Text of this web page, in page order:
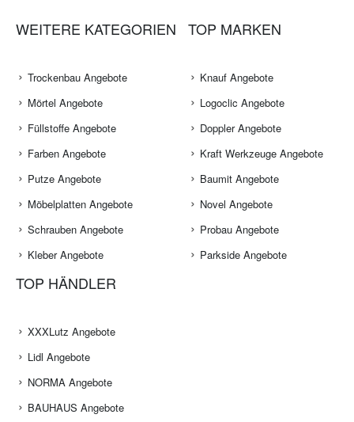
WEITERE KATEGORIEN
Trockenbau Angebote
Mörtel Angebote
Füllstoffe Angebote
Farben Angebote
Putze Angebote
Möbelplatten Angebote
Schrauben Angebote
Kleber Angebote
TOP MARKEN
Knauf Angebote
Logoclic Angebote
Doppler Angebote
Kraft Werkzeuge Angebote
Baumit Angebote
Novel Angebote
Probau Angebote
Parkside Angebote
TOP HÄNDLER
XXXLutz Angebote
Lidl Angebote
NORMA Angebote
BAUHAUS Angebote